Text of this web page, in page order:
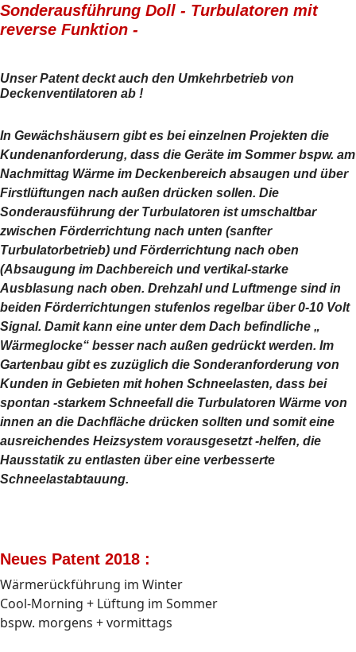
Sonderausführung Doll - Turbulatoren mit
reverse Funktion -
Unser Patent deckt auch den Umkehrbetrieb von
Deckenventilatoren ab !
In Gewächshäusern gibt es bei einzelnen Projekten die
Kundenanforderung, dass die Geräte im Sommer bspw. am
Nachmittag Wärme im Deckenbereich absaugen und über
Firstlüftungen nach außen drücken sollen. Die
Sonderausführung der Turbulatoren ist umschaltbar
zwischen Förderrichtung nach unten (sanfter
Turbulatorbetrieb) und Förderrichtung nach oben
(Absaugung im Dachbereich und vertikal-starke
Ausblasung nach oben. Drehzahl und Luftmenge sind in
beiden Förderrichtungen stufenlos regelbar über 0-10 Volt
Signal. Damit kann eine unter dem Dach befindliche „
Wärmeglocke“ besser nach außen gedrückt werden. Im
Gartenbau gibt es zuzüglich die Sonderanforderung von
Kunden in Gebieten mit hohen Schneelasten, dass bei
spontan -starkem Schneefall die Turbulatoren Wärme von
innen an die Dachfläche drücken sollten und somit eine
ausreichendes Heizsystem vorausgesetzt -helfen, die
Hausstatik zu entlasten über eine verbesserte
Schneelastabtauung.
Neues Patent 2018 :
Wärmerückführung im Winter
Cool-Morning + Lüftung im Sommer
bspw. morgens + vormittags